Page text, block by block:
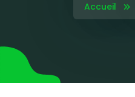
Accueil